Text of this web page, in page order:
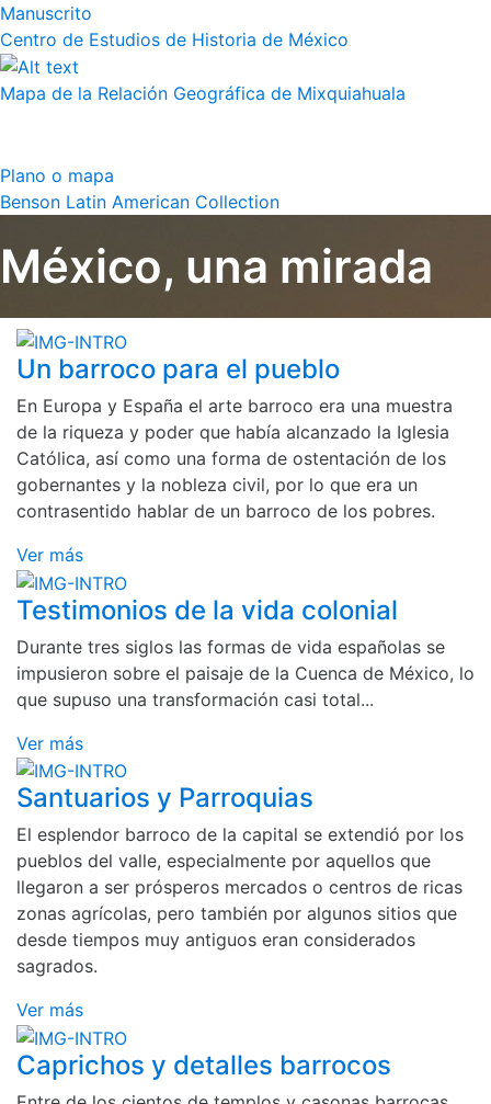
Manuscrito
Centro de Estudios de Historia de México
Mapa de la Relación Geográfica de Mixquiahuala
Plano o mapa
Benson Latin American Collection
México, una mirada
Un barroco para el pueblo
En Europa y España el arte barroco era una muestra
de la riqueza y poder que había alcanzado la Iglesia
Católica, así como una forma de ostentación de los
gobernantes y la nobleza civil, por lo que era un
contrasentido hablar de un barroco de los pobres.
Ver más
Testimonios de la vida colonial
Durante tres siglos las formas de vida españolas se
impusieron sobre el paisaje de la Cuenca de México, lo
que supuso una transformación casi total...
Ver más
Santuarios y Parroquias
El esplendor barroco de la capital se extendió por los
pueblos del valle, especialmente por aquellos que
llegaron a ser prósperos mercados o centros de ricas
zonas agrícolas, pero también por algunos sitios que
desde tiempos muy antiguos eran considerados
sagrados.
Ver más
Caprichos y detalles barrocos